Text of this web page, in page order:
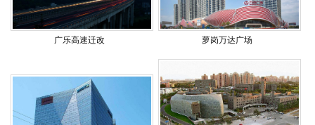
广乐高速迁改 萝岗万达广场